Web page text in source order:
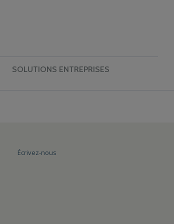
SOLUTIONS ENTREPRISES
Écrivez-nous